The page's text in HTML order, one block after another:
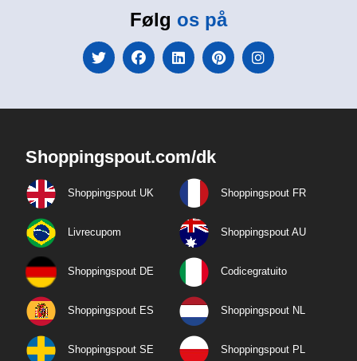
Følg os på
Shoppingspout.com/dk
Shoppingspout UK Shoppingspout FR
Livrecupom Shoppingspout AU
Shoppingspout DE Codicegratuito
Shoppingspout ES Shoppingspout NL
Shoppingspout SE Shoppingspout PL